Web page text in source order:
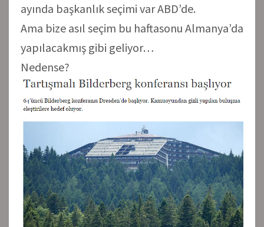
ayında başkanlık seçimi var ABD’de.
Ama bize asıl seçim bu haftasonu Almanya’da
yapılacakmış gibi geliyor…
Nedense?